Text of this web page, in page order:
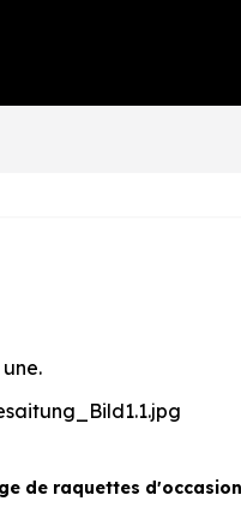
de raquettes d'occasion